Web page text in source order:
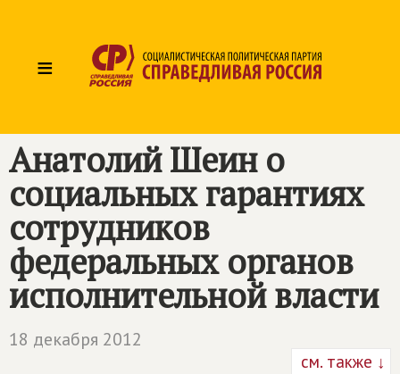
≡
Анатолий Шеин о
социальных гарантиях
сотрудников
федеральных органов
исполнительной власти
18 декабря 2012
см. также ↓